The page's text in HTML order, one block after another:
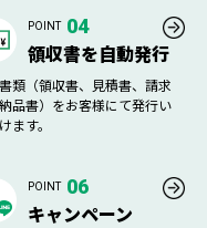
POINT 04
領収書を自動発行
類（領収書、見積書、請求
品書）をお客様にて発行い
ます。
POINT 06
キャンペーン